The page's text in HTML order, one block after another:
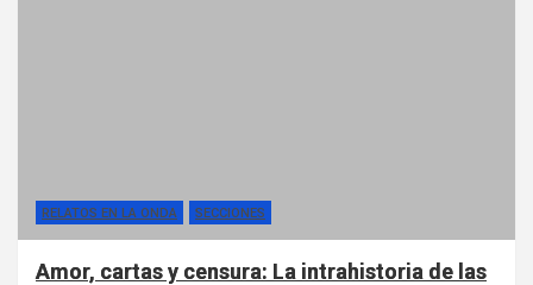
RELATOS EN LA ONDA SECCIONES
Amor, cartas y censura: La intrahistoria de las